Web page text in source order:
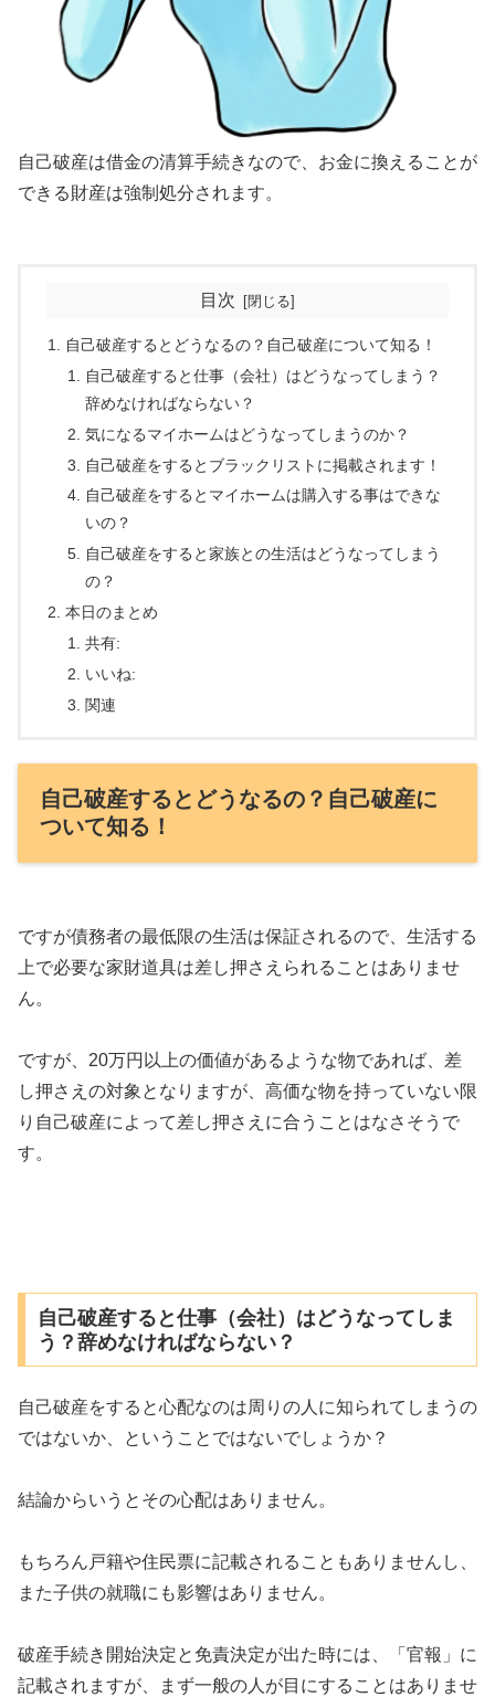
自己破産は借金の清算手続きなので、お金に換えることが
できる財産は強制処分されます。
目次
自己破産するとどうなるの？自己破産について知る！
自己破産すると仕事（会社）はどうなってしまう？
辞めなければならない？
気になるマイホームはどうなってしまうのか？
自己破産をするとブラックリストに掲載されます！
自己破産をするとマイホームは購入する事はできな
いの？
自己破産をすると家族との生活はどうなってしまう
の？
本日のまとめ
共有:
いいね:
関連
自己破産するとどうなるの？自己破産に
ついて知る！
ですが債務者の最低限の生活は保証されるので、生活する
上で必要な家財道具は差し押さえられることはありませ
ん。
ですが、20万円以上の価値があるような物であれば、差
し押さえの対象となりますが、高価な物を持っていない限
り自己破産によって差し押さえに合うことはなさそうで
す。
自己破産すると仕事（会社）はどうなってしま
う？辞めなければならない？
自己破産をすると心配なのは周りの人に知られてしまうの
ではないか、ということではないでしょうか？
結論からいうとその心配はありません。
もちろん戸籍や住民票に記載されることもありませんし、
また子供の就職にも影響はありません。
破産手続き開始決定と免責決定が出た時には、「官報」に
記載されますが、まず一般の人が目にすることはありませ